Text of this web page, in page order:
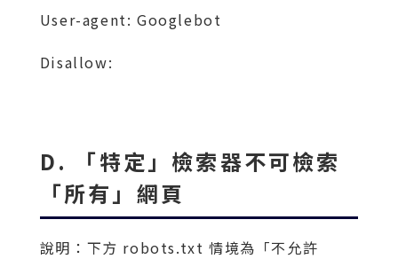
User-agent: Googlebot
Disallow:
D. 「特定」檢索器不可檢索
「所有」網頁
說明：下方 robots.txt 情境為「不允許